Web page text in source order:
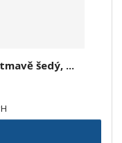
šedý, ...